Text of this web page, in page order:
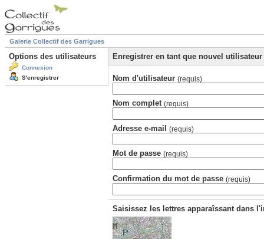
Galerie Collectif des Garrigues
Options des utilisateurs
Connexion
S'enregistrer
Enregistrer en tant que nouvel utilisateur
Nom d'utilisateur (requis)
Nom complet (requis)
Adresse e-mail (requis)
Mot de passe (requis)
Confirmation du mot de passe (requis)
Saisissez les lettres apparaîssant dans